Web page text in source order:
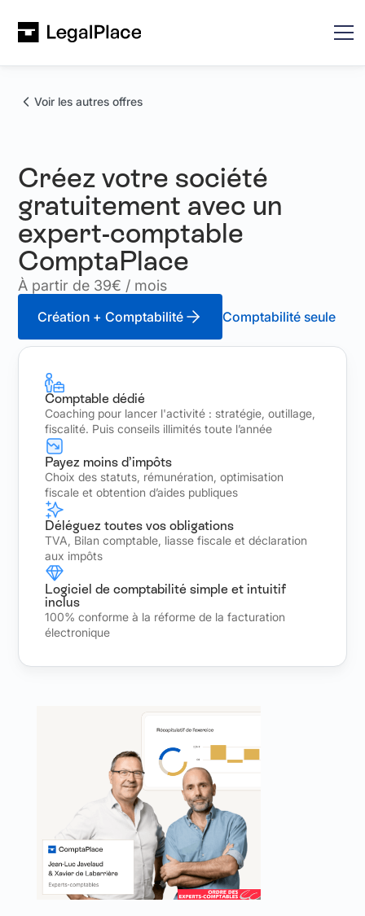
Voir les autres offres
Créez votre société
gratuitement avec un
expert-comptable
ComptaPlace
À partir de 39€ / mois
Création + Comptabilité Comptabilité seule
Comptable dédié
Coaching pour lancer l'activité : stratégie, outillage,
fiscalité. Puis conseils illimités toute l’année
Payez moins d’impôts
Choix des statuts, rémunération, optimisation
fiscale et obtention d’aides publiques
Déléguez toutes vos obligations
TVA, Bilan comptable, liasse fiscale et déclaration
aux impôts
Logiciel de comptabilité simple et intuitif
inclus
100% conforme à la réforme de la facturation
électronique